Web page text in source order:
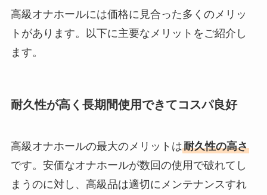
高級オナホールには価格に見合った多くのメリッ
トがあります。以下に主要なメリットをご紹介し
ます。
耐久性が高く長期間使用できてコスパ良好
高級オナホールの最大のメリットは耐久性の高さ
です。安価なオナホールが数回の使用で破れてし
まうのに対し、高級品は適切にメンテナンスすれ